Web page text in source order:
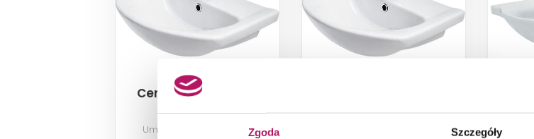
Zgoda Szczegóły
Cersanit Libra K04-
006
Umywalka meblowa 50
008